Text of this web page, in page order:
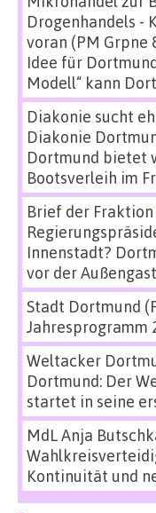
Drogenhandels -
voran (PM Grpne
Idee für
Modell“ kann
Diakonie sucht
Diakonie
Dortmund bietet
Bootsverleih im
Brief der
Innenstadt?
vor der
Stadt Dortmund
Jahresprogramm
Weltacker
Dortmund: Der
startet in seine
MdL Anja
Kontinuität und